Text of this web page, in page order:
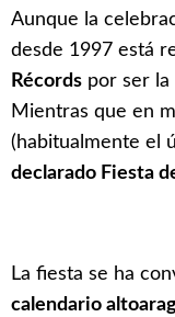
Aunque la
desde 1997 está
Récords por ser la
Mientras que en
(habitualmente el
declarado Fiesta
La fiesta se ha
calendario